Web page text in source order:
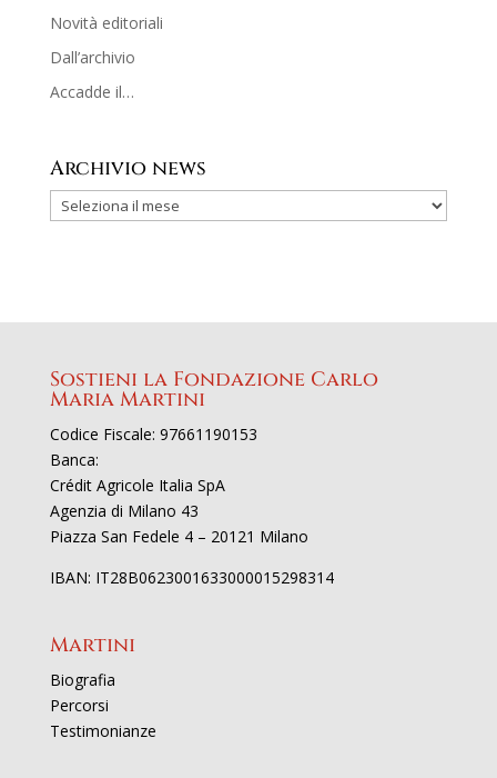
Novità editoriali
Dall’archivio
Accadde il…
Archivio news
Sostieni la Fondazione Carlo
Maria Martini
Codice Fiscale: 97661190153
Banca:
Crédit Agricole Italia SpA
Agenzia di Milano 43
Piazza San Fedele 4 – 20121 Milano
IBAN: IT28B0623001633000015298314
Martini
Biografia
Percorsi
Testimonianze